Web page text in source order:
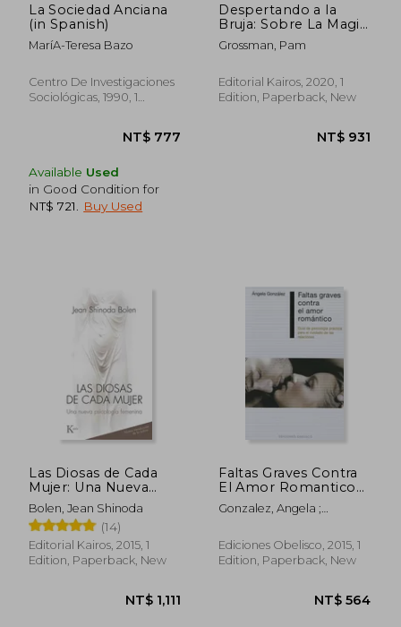
La Sociedad Anciana
(in Spanish)
MaríA-Teresa Bazo
Centro De Investigaciones
Sociológicas, 1990, 1
Available Used
in Good Condition for
NT$ 721
Buy Used
Despertando a la
Bruja: Sobre La Magia
Y El Poder de Las
Mujeres (in Spanish)
Grossman, Pam
Editorial Kairos, 2020, 1
Edition, Paperback, New
Las Diosas de Cada
Mujer: Una Nueva
Psicología Femenina
(in Spanish)
Bolen, Jean Shinoda
(14)
Editorial Kairos, 2015, 1
Edition, Paperback, New
Faltas Graves Contra
El Amor Romantico
(in Spanish)
Gonzalez, Angela ;
Ediciones Obelisco, 2015, 1
Edition, Paperback, New